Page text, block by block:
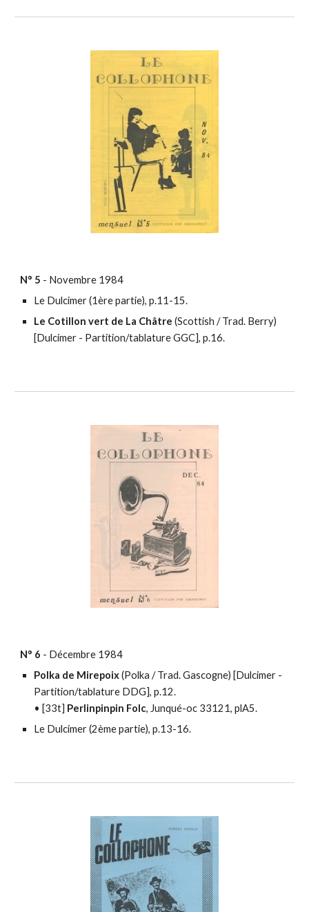
N° 5 - Novembre 1984
Le Dulcimer (1ère partie), p.11-15.
Le Cotillon vert de La Châtre (Scottish / Trad. Berry)
[Dulcimer - Partition/tablature GGC], p.16.
N° 6 - Décembre 1984
Polka de Mirepoix(Polka / Trad. Gascogne) [Dulcimer -
Partition/tablature DDG], p.12.
• [33t] Perlinpinpin Folc, Junqué-oc 33121, plA5.
Le Dulcimer (2ème partie), p.13-16.